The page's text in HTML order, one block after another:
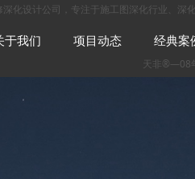
深化设计公司 ，专注于 施工图深化 行业、 深
于我们 项目动态 经典案
天非 ®—08